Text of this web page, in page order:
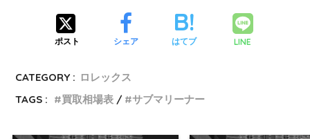
ポスト シェア はてブ LINE
CATEGORY : ロレックス
TAGS :
買取相場表 サブマリーナー